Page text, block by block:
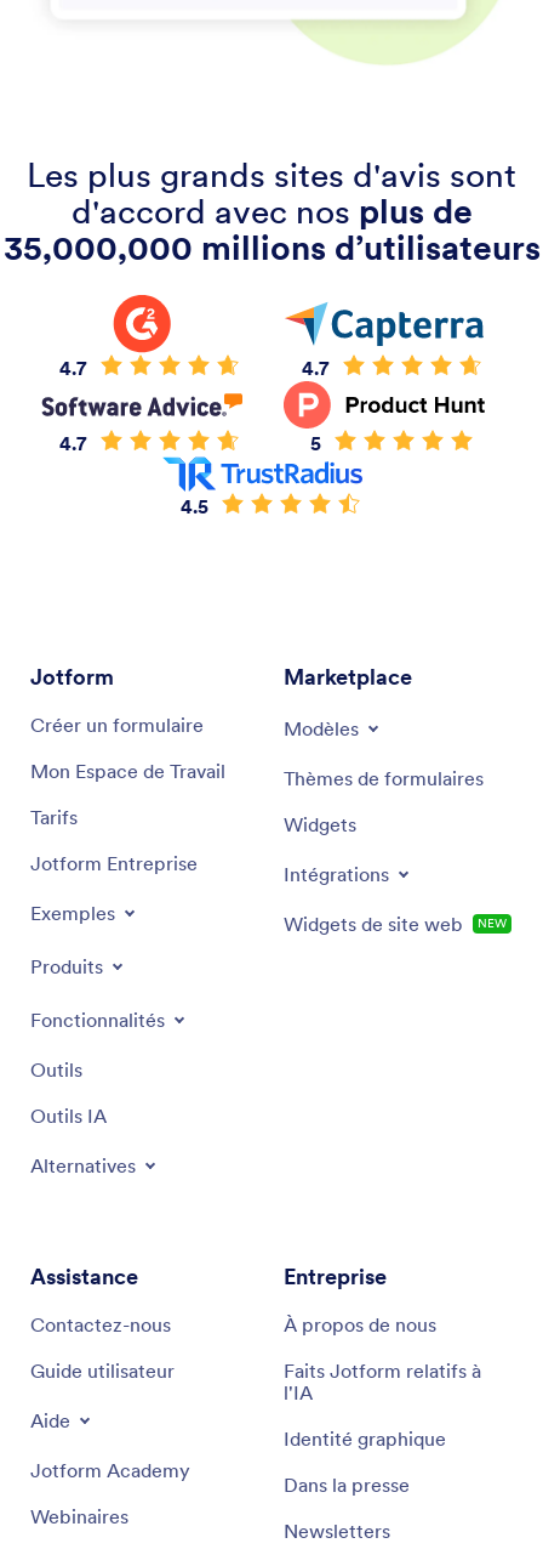
Les plus grands sites d'avis sont
d'accord avec nos plus de
35,000,000 millions d’utilisateurs
4.7 4.7
4.7 5
4.5
Jotform
Créer un formulaire
Mon Espace de Travail
Tarifs
Jotform Entreprise
Exemples
Produits
Fonctionnalités
Outils
Outils IA
Alternatives
Marketplace
Modèles
Thèmes de formulaires
Widgets
Intégrations
Widgets de site web NEW
Assistance
Contactez-nous
Guide utilisateur
Aide
Jotform Academy
Webinaires
Entreprise
À propos de nous
Faits Jotform relatifs à
l'IA
Identité graphique
Dans la presse
Newsletters